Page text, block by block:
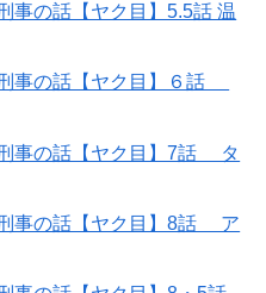
事の話【ヤク目】5.5話 温
事の話【ヤク目】６話
事の話【ヤク目】7話 タ
事の話【ヤク目】8話 ア